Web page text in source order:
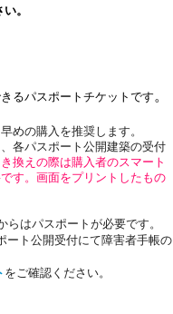
。
るパスポートチケットです。
めの購入を推奨します。
各パスポート公開建築の受付
換えの際は購入者のスマート
す。画面をプリントしたもの
はパスポートが必要です。
ート公開受付にて障害者手帳の
をご確認ください。